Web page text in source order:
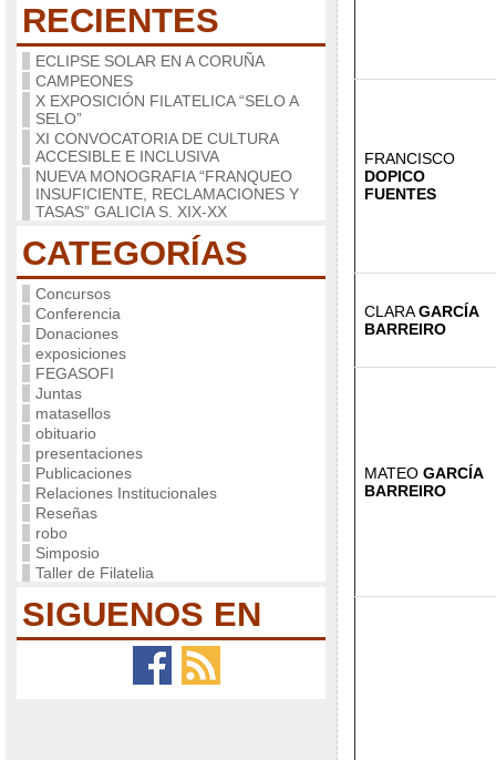
RECIENTES
ECLIPSE SOLAR EN A CORUÑA
CAMPEONES
X EXPOSICIÓN FILATELICA “SELO A
SELO”
XI CONVOCATORIA DE CULTURA
ACCESIBLE E INCLUSIVA
NUEVA MONOGRAFIA “FRANQUEO
INSUFICIENTE, RECLAMACIONES Y
TASAS” GALICIA S. XIX-XX
CATEGORÍAS
Concursos
Conferencia
Donaciones
exposiciones
FEGASOFI
Juntas
matasellos
obituario
presentaciones
Publicaciones
Relaciones Institucionales
Reseñas
robo
Simposio
Taller de Filatelia
SIGUENOS EN
FRANCISCO
DOPICO
FUENTES
CLARAGARCÍA
BARREIRO
MATEO GARCÍA
BARREIRO